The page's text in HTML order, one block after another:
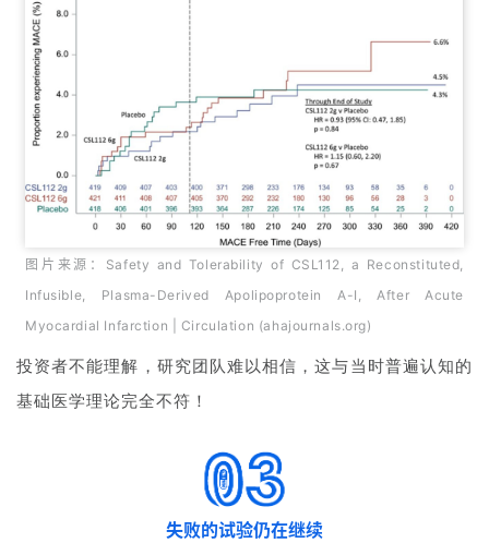
图片来源： Safety and Tolerability of CSL112, a Reconstituted,
Infusible, Plasma-Derived Apolipoprotein A-I, After Acute
Myocardial Infarction | Circulation (ahajournals.org)
投资者不能理解，研究团队难以相信，这与当时普遍认知的
基础医学理论完全不符！
失败的试验仍在继续